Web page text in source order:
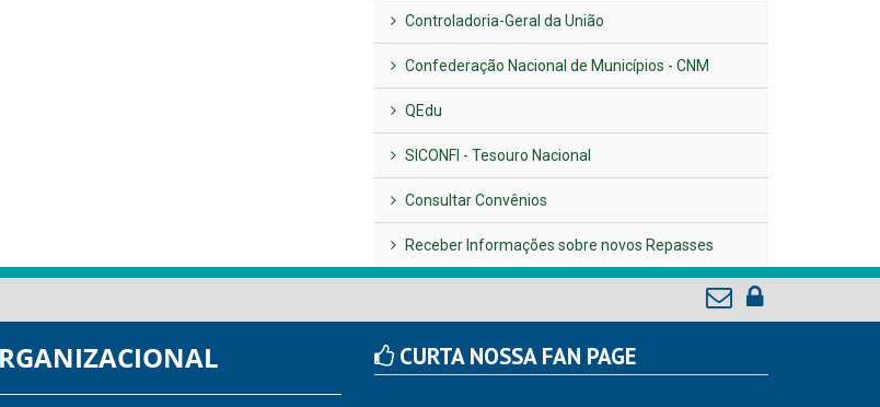
Controladoria-Geral da União
Confederação Nacional de Municípios - CNM
QEdu
SICONFI - Tesouro Nacional
Consultar Convênios
Receber Informações sobre novos Repasses
CURTA NOSSA FAN PAGE